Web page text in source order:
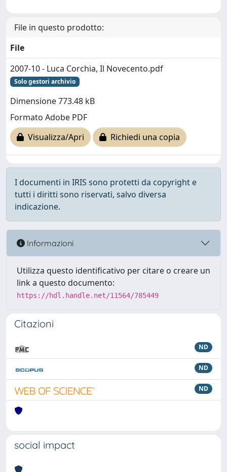
File in questo prodotto:
File
2007-10 - Luca Corchia, Il Novecento.pdf
Solo gestori archivio
Dimensione 773.48 kB
Formato Adobe PDF
Visualizza/Apri
Richiedi una copia
I documenti in IRIS sono protetti da copyright e
tutti i diritti sono riservati, salvo diversa
indicazione.
Informazioni
Utilizza questo identificativo per citare o creare un
link a questo documento:
https://hdl.handle.net/11564/785449
Citazioni
ND
ND
ND
social impact